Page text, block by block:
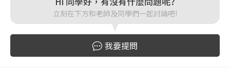
登入
忘記密碼 註冊
按下註冊即代表你同意我們的使用者條款與隱私權政
立刻在下方和老師及同學們一起討論吧!
我要提問